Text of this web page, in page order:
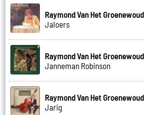
Raymond Van Het Groenewoud
Jaloers
Raymond Van Het Groenewoud
Janneman Robinson
Raymond Van Het Groenewoud
Jarig